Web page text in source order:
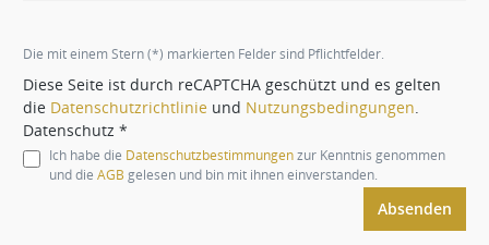
Die mit einem Stern (*) markierten Felder sind Pflichtfelder.
Diese Seite ist durch reCAPTCHA geschützt und es gelten
die Datenschutzrichtlinie und Nutzungsbedingungen
Datenschutz *
Ich habe die Datenschutzbestimmungenzur Kenntnis genommen
und die AGB gelesen und bin mit ihnen einverstanden.
Absenden